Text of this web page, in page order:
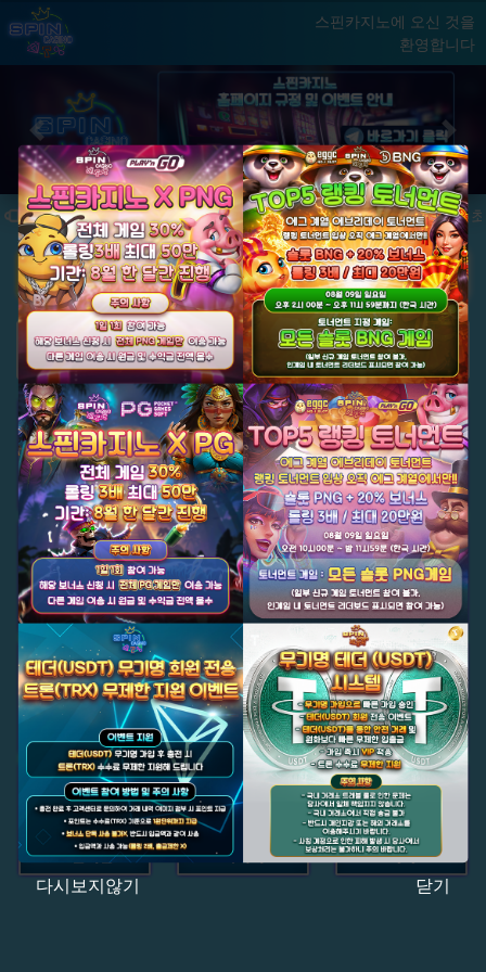
다시보지않기 닫기
스핀카지노에 오신 것을
환영합니다
게임
Previous
Next
★ 국내 최